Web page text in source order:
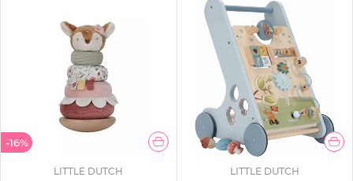
-16%
LITTLE DUTCH LITTLE DUTCH